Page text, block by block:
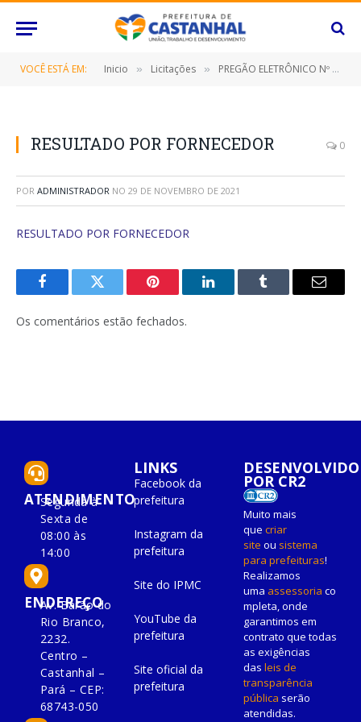
VOCÊ ESTÁ EM: Inicio » Licitações » PREGÃO ELETRÔNICO Nº 063/2021-SRP (CONTRATAÇÃO DE EMPRESA ESPECIALIZADA PARA FORNECIMENTO DE BOMBAS HIDRÁULICAS E MATERIAIS PARA MANUTENÇÃO E BOMBAS)
RESULTADO POR FORNECEDOR 0
POR ADMINISTRADOR NO 29 DE NOVEMBRO DE 2021
RESULTADO POR FORNECEDOR
FacebookTwitter Pinterest O
Tumblr
E-
Os comentários estão fechados.
ATENDIMENTO
Segunda à
Sexta de
08:00 às
14:00
ENDEREÇO
Av. Barão do
Rio Branco,
2232.
Centro –
Castanhal –
Pará – CEP:
68743-050
LINKS
Facebook da
prefeitura
Instagram da
prefeitura
Site do IPMC
YouTube da
prefeitura
Site oficial da
prefeitura
DESENVOLVIDO
POR CR2
Muito mais
que criar
site ou sistema
para prefeituras!
Realizamos
uma assessoria co
mpleta, onde
garantimos em
contrato que todas
as exigências
das leis de
transparência
pública serão
atendidas.